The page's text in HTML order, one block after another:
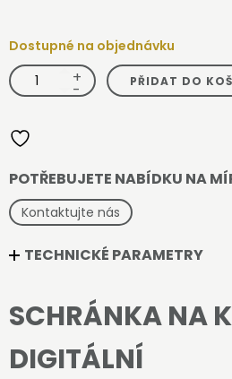
Dostupné na objednávku
Schránka
na
klíče
množství
+
- PŘIDAT DO
POTŘEBUJETE NABÍDKU NA
Kontaktujte nás
TECHNICKÉ PARAMETRY
SCHRÁNKA NA
DIGITÁLNÍ